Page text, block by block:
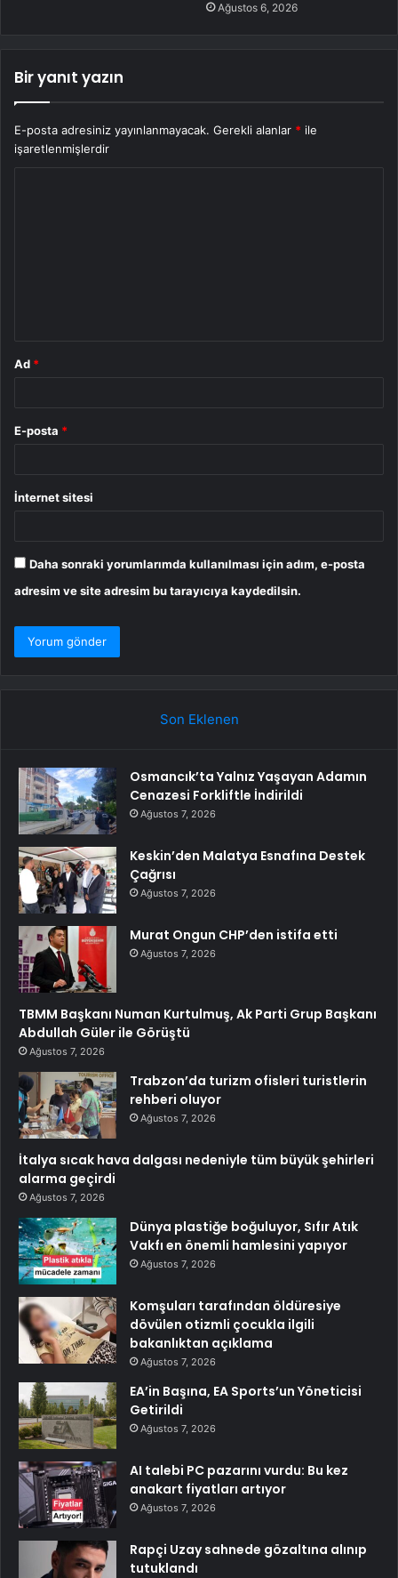
Ağustos 6, 2026
Bir yanıt yazın
E-posta adresiniz yayınlanmayacak. Gerekli alanlar * ile
işaretlenmişlerdir
Ad *
E-posta *
İnternet sitesi
Daha sonraki yorumlarımda kullanılması için adım, e-posta
adresim ve site adresim bu tarayıcıya kaydedilsin.
Son Eklenen
Osmancık’ta Yalnız Yaşayan Adamın
Cenazesi Forkliftle İndirildi
Ağustos 7, 2026
Keskin’den Malatya Esnafına Destek
Çağrısı
Ağustos 7, 2026
Murat Ongun CHP’den istifa etti
Ağustos 7, 2026
TBMM Başkanı Numan Kurtulmuş, Ak Parti Grup Başkanı
Abdullah Güler ile Görüştü
Ağustos 7, 2026
Trabzon’da turizm ofisleri turistlerin
rehberi oluyor
Ağustos 7, 2026
İtalya sıcak hava dalgası nedeniyle tüm büyük şehirleri
alarma geçirdi
Ağustos 7, 2026
Dünya plastiğe boğuluyor, Sıfır Atık
Vakfı en önemli hamlesini yapıyor
Ağustos 7, 2026
Komşuları tarafından öldüresiye
dövülen otizmli çocukla ilgili
bakanlıktan açıklama
Ağustos 7, 2026
EA’in Başına, EA Sports’un Yöneticisi
Getirildi
Ağustos 7, 2026
AI talebi PC pazarını vurdu: Bu kez
anakart fiyatları artıyor
Ağustos 7, 2026
Rapçi Uzay sahnede gözaltına alınıp
tutuklandı